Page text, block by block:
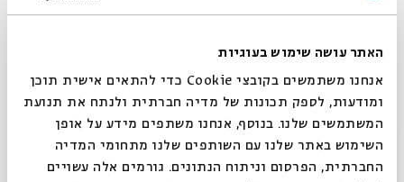
האתר עושה שימוש בעוגיות
אנחנו משתמשים בקובצי Cookie כדי להתאים אישית תוכן
ומודעות, לספק תכונות של מדיה חברתית ולנתח את תנועת
המשתמשים שלנו. בנוסף, אנחנו משתפים מידע על אופן
השימוש באתר שלנו עם השותפים שלנו מתחומי המדיה
החברתית, הפרסום וניתוח הנתונים. גורמים אלה עשויים
משפט
סדרות שיתקיימו בעתיד: אופנה, מוסיקה ישראלית,
הגות.
סדרות שהסתיימו: חינוך וקולנוע, צילום, ספורט,
סגור